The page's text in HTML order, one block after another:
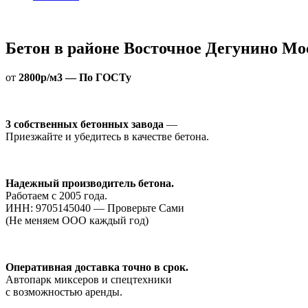
Бетон в районе Восточное Дегунино
от 2800р/м3 — По ГОСТу
3 собственных бетонных завода —
Приезжайте и убедитесь в качестве бетона.
Надежный производитель бетона.
Работаем с 2005 года.
ИНН: 9705145040 — Проверьте Сами
(Не меняем ООО каждый год)
Оперативная доставка точно в срок.
Автопарк миксеров и спецтехники
с возможностью аренды.